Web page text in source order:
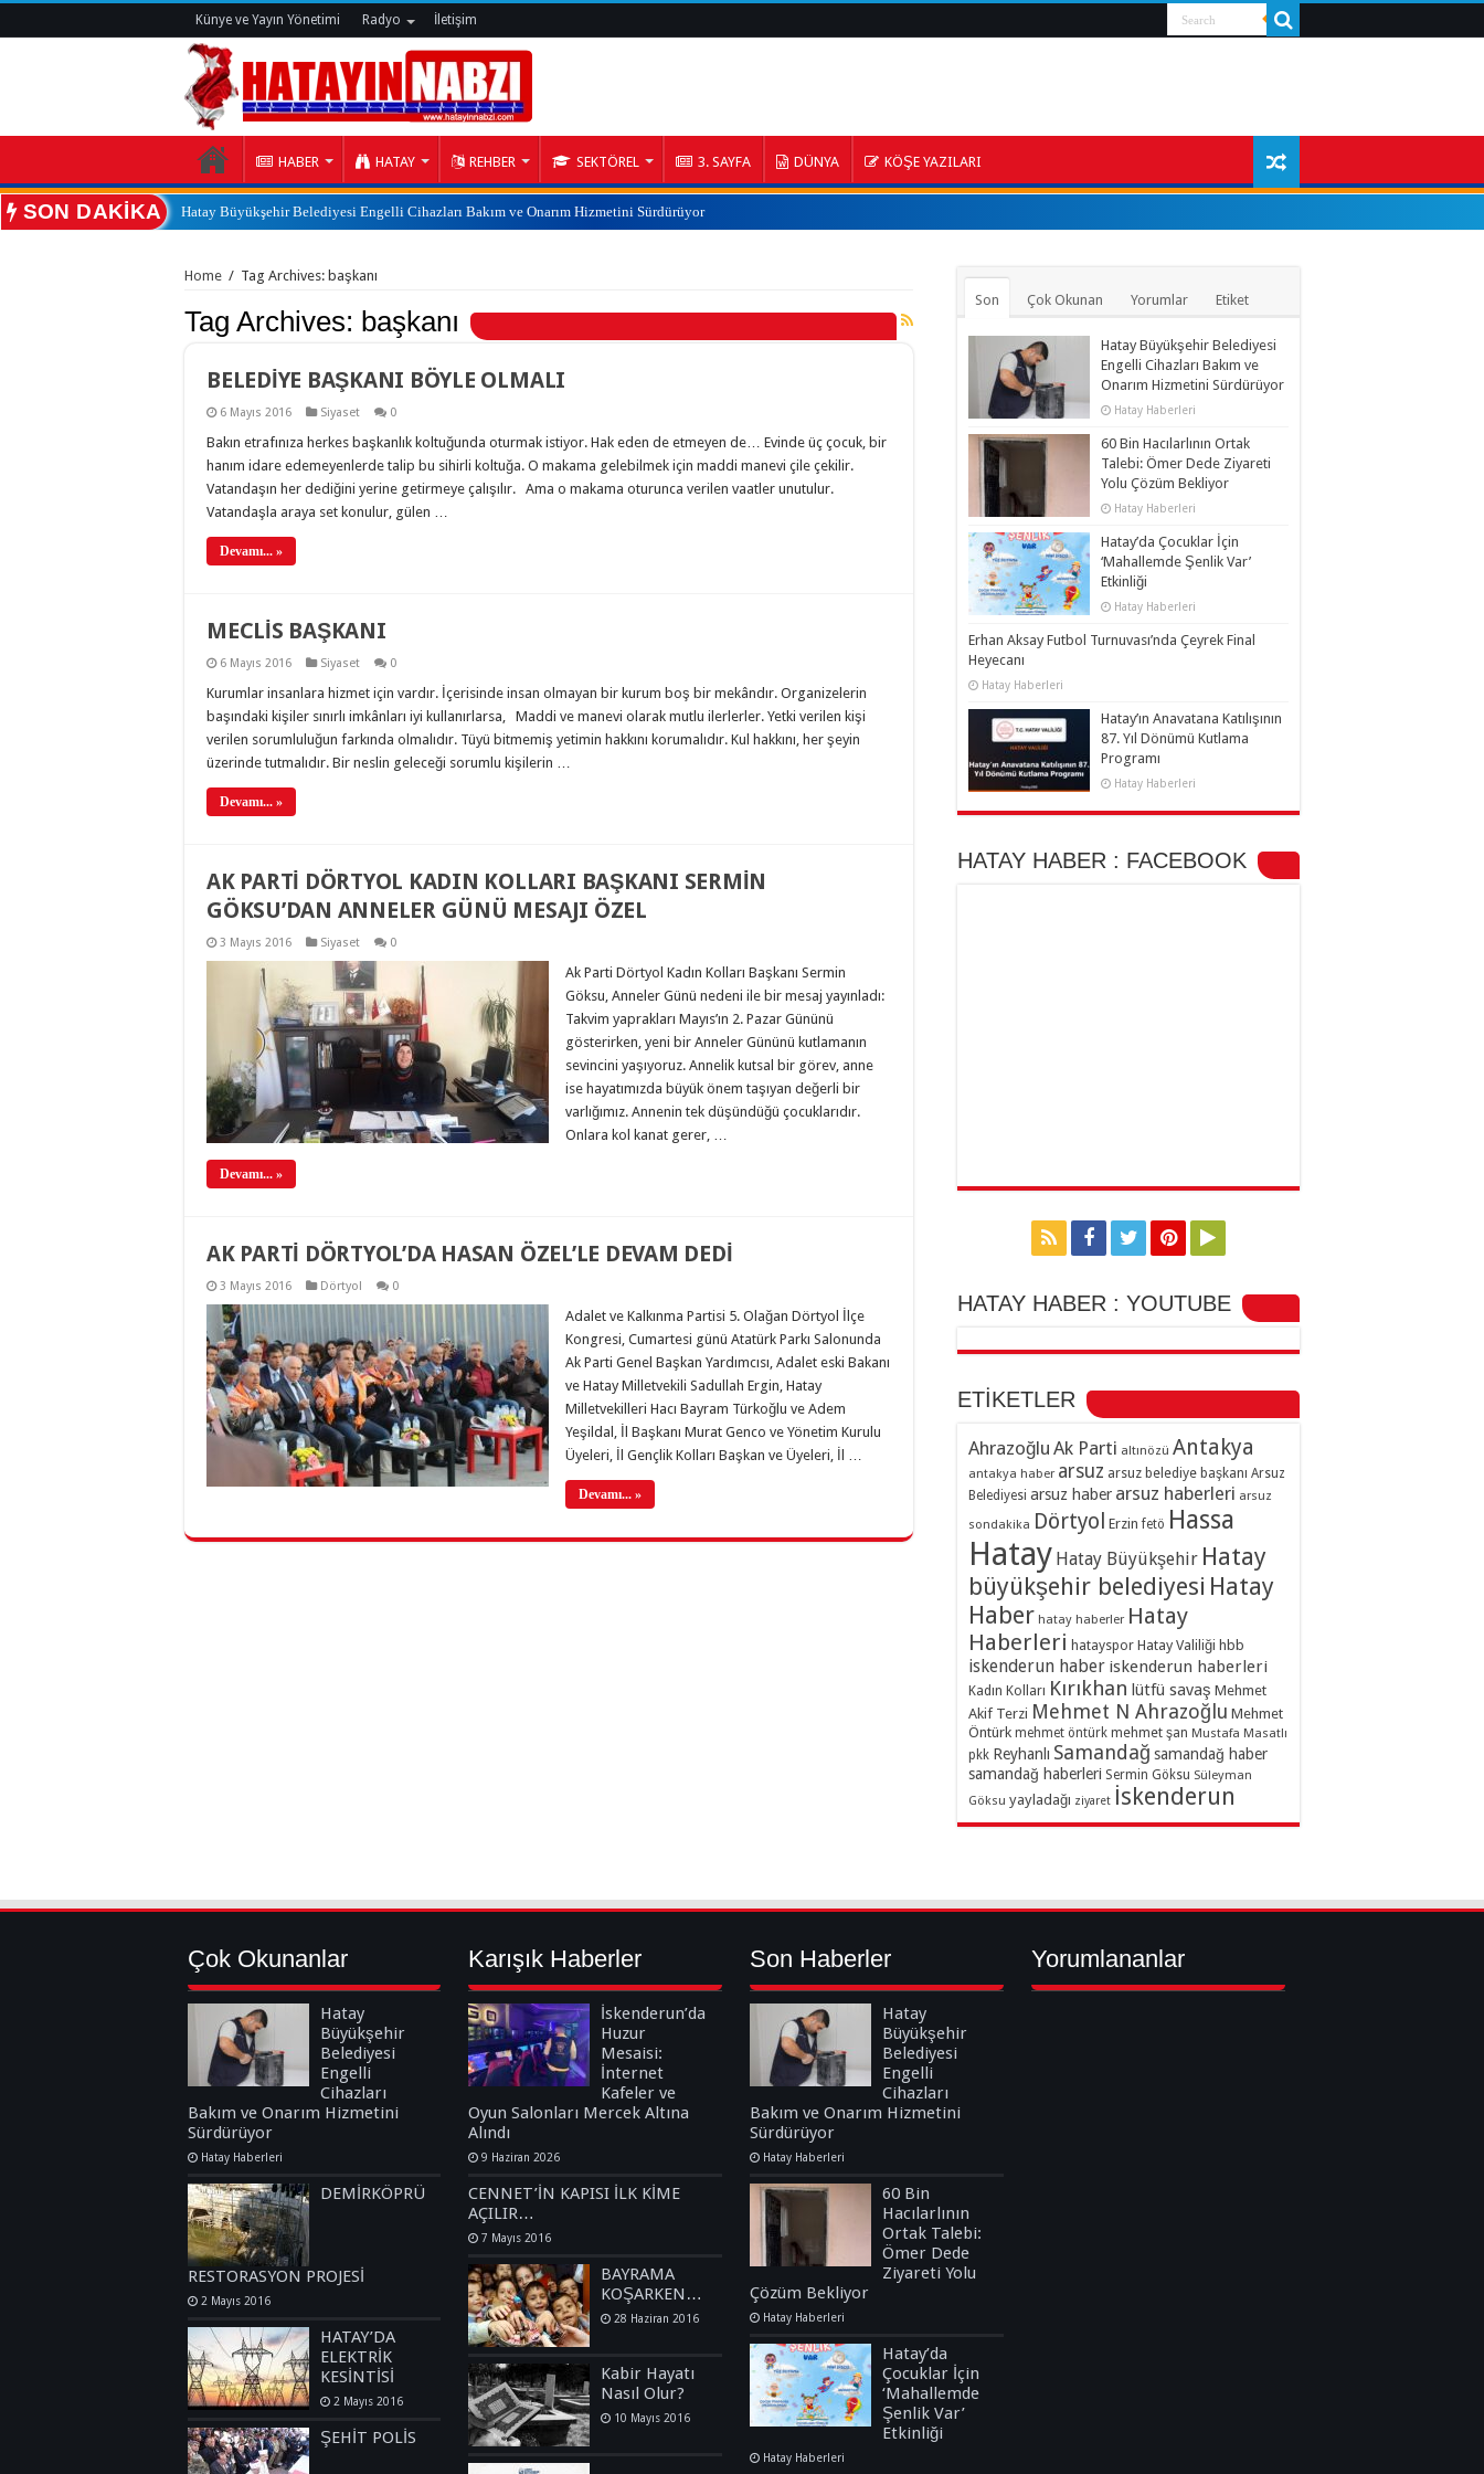
Künye ve Yayın Yönetimi Radyo İletişim
HABER HATAY REHBER SEKTÖREL 3. SAYFA DÜNYA KÖŞE YAZILARI
SON DAKİKA
:
Hatay Büyükşehir Belediyesi Engelli Cihazları Bakım ve Onarım Hizmetini Sürdürüyor
Home / Tag Archives: başkanı
Tag Archives: başkanı
BELEDİYE BAŞKANI BÖYLE OLMALI
6 Mayıs 2016 Siyaset 0
Bakın etrafınıza herkes başkanlık koltuğunda oturmak istiyor. Hak eden de etmeyen de… Evinde üç çocuk, bir
hanım idare edemeyenlerde talip bu sihirli koltuğa. O makama gelebilmek için maddi manevi çile çekilir.
Vatandaşın her dediğini yerine getirmeye çalışılır. Ama o makama oturunca verilen vaatler unutulur.
Vatandaşla araya set konulur, gülen …
Devamı... »
MECLİS BAŞKANI
6 Mayıs 2016 Siyaset 0
Kurumlar insanlara hizmet için vardır. İçerisinde insan olmayan bir kurum boş bir mekândır. Organizelerin
başındaki kişiler sınırlı imkânları iyi kullanırlarsa, Maddi ve manevi olarak mutlu ilerlerler. Yetki verilen kişi
verilen sorumluluğun farkında olmalıdır. Tüyü bitmemiş yetimin hakkını korumalıdır. Kul hakkını, her şeyin
üzerinde tutmalıdır. Bir neslin geleceği sorumlu kişilerin …
Devamı... »
AK PARTİ DÖRTYOL KADIN KOLLARI BAŞKANI SERMİN
GÖKSU’DAN ANNELER GÜNÜ MESAJI ÖZEL
3 Mayıs 2016 Siyaset 0
Ak Parti Dörtyol Kadın Kolları Başkanı Sermin
Göksu, Anneler Günü nedeni ile bir mesaj yayınladı:
Takvim yaprakları Mayıs’ın 2. Pazar Gününü
gösterirken, yeni bir Anneler Gününü kutlamanın
sevincini yaşıyoruz. Annelik kutsal bir görev, anne
ise hayatımızda büyük önem taşıyan değerli bir
varlığımız. Annenin tek düşündüğü çocuklarıdır.
Onlara kol kanat gerer, …
Devamı... »
AK PARTİ DÖRTYOL’DA HASAN ÖZEL’LE DEVAM DEDİ
3 Mayıs 2016 Dörtyol 0
Adalet ve Kalkınma Partisi 5. Olağan Dörtyol İlçe
Kongresi, Cumartesi günü Atatürk Parkı Salonunda
Ak Parti Genel Başkan Yardımcısı, Adalet eski Bakanı
ve Hatay Milletvekili Sadullah Ergin, Hatay
Milletvekilleri Hacı Bayram Türkoğlu ve Adem
Yeşildal, İl Başkanı Murat Genco ve Yönetim Kurulu
Üyeleri, İl Gençlik Kolları Başkan ve Üyeleri, İl …
Devamı... »
Son Çok Okunan Yorumlar Etiket
Hatay Büyükşehir Belediyesi
Engelli Cihazları Bakım ve
Onarım Hizmetini Sürdürüyor
Hatay Haberleri
60 Bin Hacılarlının Ortak
Talebi: Ömer Dede Ziyareti
Yolu Çözüm Bekliyor
Hatay Haberleri
Hatay’da Çocuklar İçin
‘Mahallemde Şenlik Var’
Etkinliği
Hatay Haberleri
Erhan Aksay Futbol Turnuvası’nda Çeyrek Final
Heyecanı
Hatay Haberleri
Hatay’ın Anavatana Katılışının
87. Yıl Dönümü Kutlama
Programı
Hatay Haberleri
HATAY HABER : FACEBOOK
HATAY HABER : YOUTUBE
ETİKETLER
Ahrazoğlu Ak Parti altınözü Antakya
antakya haber arsuz arsuz belediye başkanı Arsuz
Belediyesi arsuz haber arsuz haberleri arsuz
sondakika Dörtyol Erzin fetö Hassa
Hatay Hatay Büyükşehir Hatay
büyükşehir belediyesi Hatay
Haber hatay haberler Hatay
Haberleri hatayspor Hatay Valiliği hbb
iskenderun haber iskenderun haberleri
Kadın Kolları Kırıkhan lütfü savaş Mehmet
Akif Terzi Mehmet N Ahrazoğlu Mehmet
Öntürk mehmet öntürk mehmet şan Mustafa Masatlı
pkk Reyhanlı Samandağ samandağ haber
samandağ haberleri Sermin Göksu Süleyman
Göksu yayladağı ziyaret İskenderun
Çok Okunanlar
Hatay
Büyükşehir
Belediyesi
Engelli
Cihazları
Bakım ve Onarım Hizmetini
Sürdürüyor
Hatay Haberleri
DEMİRKÖPRÜ
RESTORASYON PROJESİ
2 Mayıs 2016
HATAY’DA
ELEKTRİK
KESİNTİSİ
2 Mayıs 2016
ŞEHİT POLİS
Karışık Haberler
İskenderun’da
Huzur
Mesaisi:
İnternet
Kafeler ve
Oyun Salonları Mercek Altına
Alındı
9 Haziran 2026
CENNET’İN KAPISI İLK KİME
AÇILIR…
7 Mayıs 2016
BAYRAMA
KOŞARKEN…
28 Haziran 2016
Kabir Hayatı
Nasıl Olur?
10 Mayıs 2016
Son Haberler
Hatay
Büyükşehir
Belediyesi
Engelli
Cihazları
Bakım ve Onarım Hizmetini
Sürdürüyor
Hatay Haberleri
60 Bin
Hacılarlının
Ortak Talebi:
Ömer Dede
Ziyareti Yolu
Çözüm Bekliyor
Hatay Haberleri
Hatay’da
Çocuklar İçin
‘Mahallemde
Şenlik Var’
Etkinliği
Hatay Haberleri
Yorumlananlar